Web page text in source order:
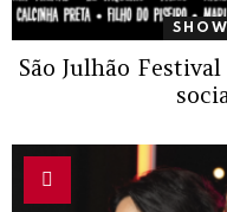
São Julhão